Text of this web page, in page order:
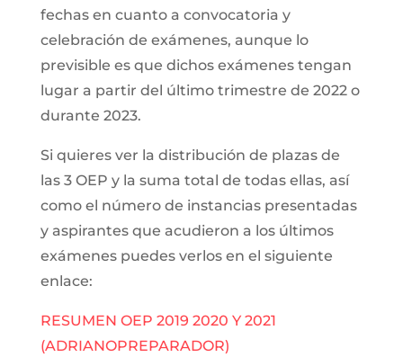
fechas en cuanto a convocatoria y
celebración de exámenes, aunque lo
previsible es que dichos exámenes tengan
lugar a partir del último trimestre de 2022 o
durante 2023.
Si quieres ver la distribución de plazas de
las 3 OEP y la suma total de todas ellas, así
como el número de instancias presentadas
y aspirantes que acudieron a los últimos
exámenes puedes verlos en el siguiente
enlace:
RESUMEN OEP 2019 2020 Y 2021
(ADRIANOPREPARADOR)